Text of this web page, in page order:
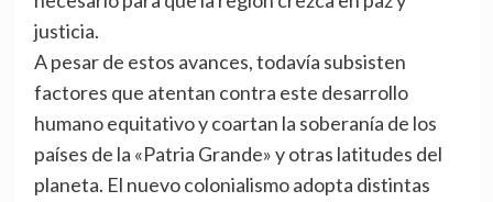
justicia.
A pesar de estos avances, todavía subsisten
factores que atentan contra este desarrollo
humano equitativo y coartan la soberanía de los
países de la «Patria Grande» y otras latitudes del
planeta. El nuevo colonialismo adopta distintas